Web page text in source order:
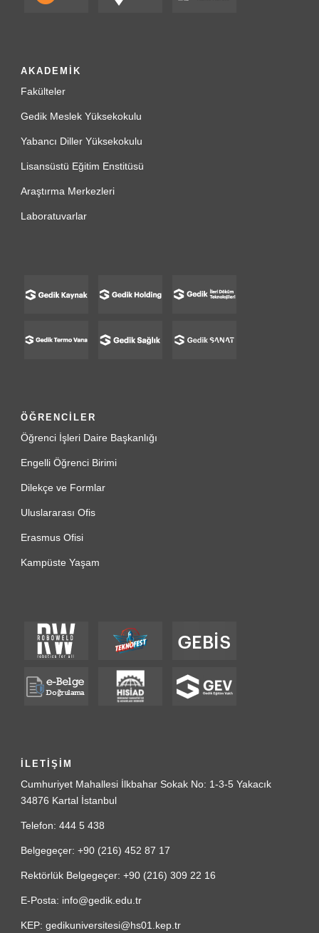
AKADEMİK
Fakülteler
Gedik Meslek Yüksekokulu
Yabancı Diller Yüksekokulu
Lisansüstü Eğitim Enstitüsü
Araştırma Merkezleri
Laboratuvarlar
ÖĞRENCİLER
Öğrenci İşleri Daire Başkanlığı
Engelli Öğrenci Birimi
Dilekçe ve Formlar
Uluslararası Ofis
Erasmus Ofisi
Kampüste Yaşam
İLETİŞİM
Cumhuriyet Mahallesi İlkbahar Sokak No: 1-3-5 Yakacık
34876 Kartal İstanbul
Telefon: 444 5 438
Belgegeçer: +90 (216) 452 87 17
Rektörlük Belgegeçer: +90 (216) 309 22 16
E-Posta: info@gedik.edu.tr
KEP: gedikuniversitesi@hs01.kep.tr